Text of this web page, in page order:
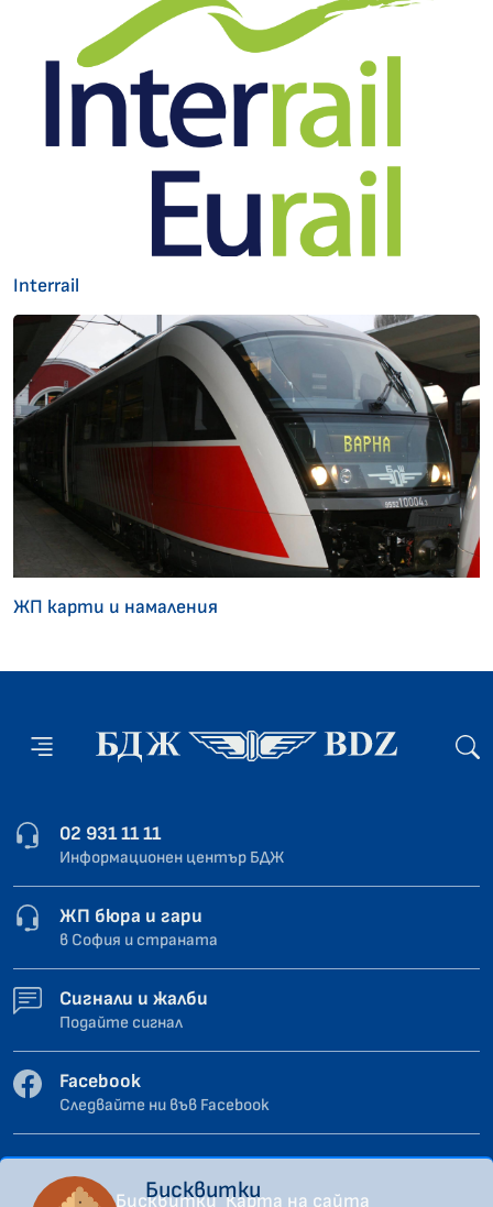
Interrail
ЖП карти и намаления
02 931 11 11
Информационен център БДЖ
ЖП бюра и гари
в София и страната
Сигнали и жалби
Подайте сигнал
Facebook
Следвайте ни във Facebook
Бисквитки Карта на сайта
Бисквитки